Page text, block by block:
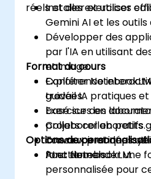
réels et des exercices
Installer et utiliser
Gemini AI et les outils
Développer des
par l'IA en utilisant
et image.
Exploiter
travail IA pratiques
basé sur des
Collaborer en petits
concevoir et
fonctionnels.
Format du cours
Conférence
guidées.
Exercices en
projets collaboratifs.
Travaux pratiques
AI et NotebookLM.
Options de
Pour demander une
personnalisée pour